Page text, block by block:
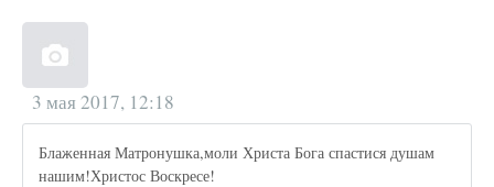
3 мая 2017, 12:18
Блаженная Матронушка,моли Христа Бога спастися душам
нашим!Христос Воскресе!